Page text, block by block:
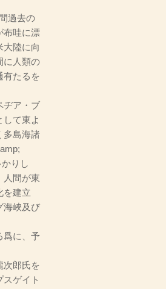
過去の
布哇に漂
大陸に向
に人類の
有たるを
ヂア・ブ
て東よ
多島海諸
りし
人間が東
を建立
海峽及び
爲に、予
次郎氏を
ゲイト